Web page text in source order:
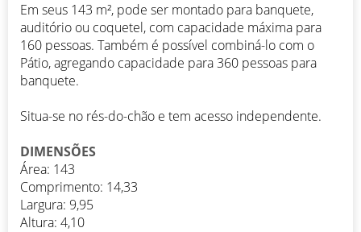
Em seus 143 m², pode ser montado para banquete,
auditório ou coquetel, com capacidade máxima para
160 pessoas. Também é possível combiná-lo com o
Pátio, agregando capacidade para 360 pessoas para
banquete.
Situa-se no rés-do-chão e tem acesso independente.
DIMENSÕES
Área: 143
Comprimento: 14,33
Largura: 9,95
Altura: 4,10